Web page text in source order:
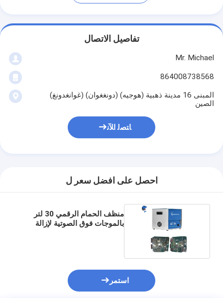
تفاصيل الاتصال
Mr. Michael
864008738568
المبنى 16 مدينة ذهبية (هوجيه) (دونغغوان) (غوانغدونغ)
الصين
ﺎﺘﺼﻟ ﺍﻶﻧ
احصل على افضل سعر ل
منظف ​​الحمام الرقمي 30 لتر
بالموجات فوق الصوتية لإزالة
استمر